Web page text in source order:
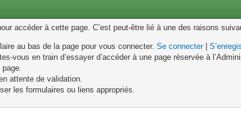
accéder à cette page. C’est peut-être lié à une des raisons
au bas de la page pour vous connecter.Se connecter|
vous en train d’essayer d’accéder à une page réservée à
attente de validation.
les formulaires ou liens appropriés.